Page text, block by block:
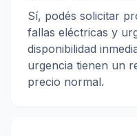
Sí, podés solicitar
fallas eléctricas y
disponibilidad
urgencia tienen un
precio normal.